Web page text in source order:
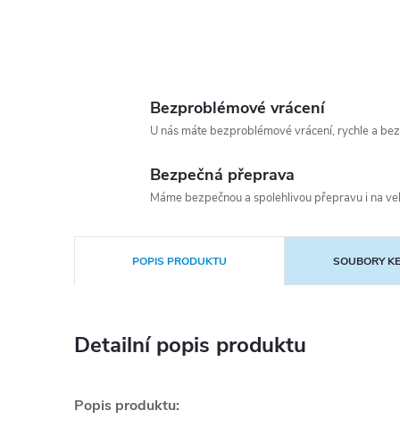
Bezproblémové vrácení
U nás máte bezproblémové vrácení, rychle a
Bezpečná přeprava
Máme bezpečnou a spolehlivou přepravu i na
POPIS PRODUKTU SOUBORY
Detailní popis produktu
Popis produktu: